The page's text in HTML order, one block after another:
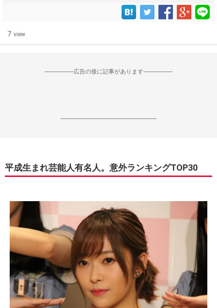
7 view
--------------------広告の後に記事があります--------------------
------------------------------------------------------------------
平成生まれ芸能人有名人。意外ランキングTOP30